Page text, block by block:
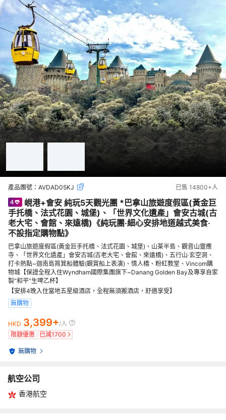
產品團號： AVDAD05KJ 已售 14800+人
峴港+會安 純玩5天觀光團 *巴拿山旅遊度假區(黃金巨
手托橋、法式花園、城堡)、「世界文化遺產」會安古城(古
老大宅、會館、來遠橋)《純玩團‧細心安排地道越式美食‧
不設指定購物點》
巴拿山旅遊度假區(黃金巨手托橋、法式花園、城堡)、山茶半島、觀音山靈應
寺、「世界文化遺產」會安古城(古老大宅、會館、來遠橋)、五行山‧玄空洞、
打卡熱點~迦南島筲箕船體驗(觀賞船上表演)、情人橋、粉紅教堂、Vincom購
物城【保證全程入住Wyndham國際集團旗下~Danang Golden Bay及專享自家
製“和平”生啤乙杯】
【安排4晚入住當地五星級酒店，全程無須搬酒店，舒適享受】
無購物
HKD 3,399+/人
限額優惠
已減1700
無購物
航空公司
香港航空